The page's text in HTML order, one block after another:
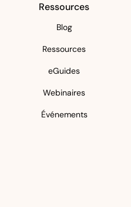
Ressources
Blog
Ressources
eGuides
Webinaires
Événements